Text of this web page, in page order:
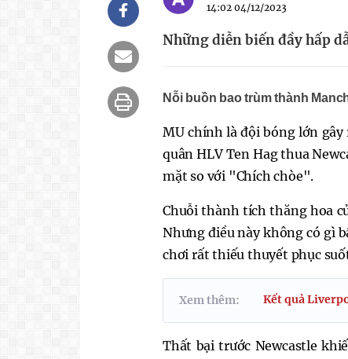
14:02 04/12/2023
Những diễn biến đầy hấp
Nỗi buồn bao trùm thành
MU chính là đội bóng lớn
quân HLV Ten Hag thua
mặt so với "Chích chòe".
Chuỗi thành tích thăng hoa
Nhưng điều này không có gì
chơi rất thiếu thuyết phục
Xem thêm: Kết quả
Thất bại trước Newcastle